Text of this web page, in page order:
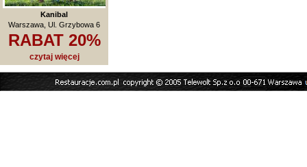
Kanibal
Warszawa, Ul. Grzybowa 6
RABAT 20%
czytaj więcej